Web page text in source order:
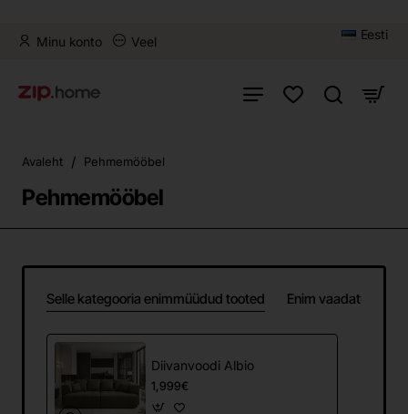
Minu konto Veel Eesti
Pehmemööbel
AvalehthomePehmemööbel
Selle kategooria enimmüüdud tooted Enim vaadatud
Diivanvoodi Albio
1,999€